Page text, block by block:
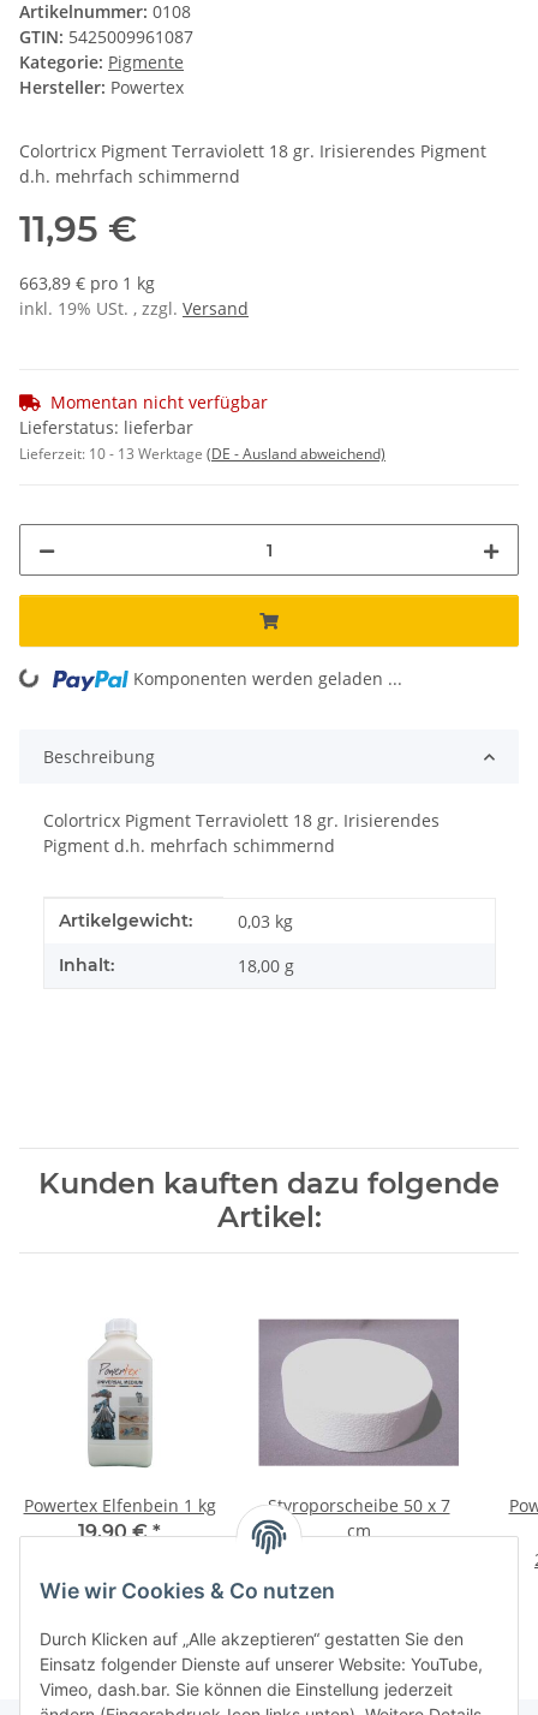
Wie wir Cookies & Co nutzen
Durch Klicken auf „Alle akzeptieren“ gestatten Sie den
Einsatz folgender Dienste auf unserer Website: YouTube,
Vimeo, dash.bar. Sie können die Einstellung jederzeit
Artikelnummer: 0108
GTIN: 5425009961087
Kategorie: Pigmente
Hersteller: Powertex
Colortricx Pigment Terraviolett 18 gr. Irisierendes Pigment
d.h. mehrfach schimmernd
11,95 €
663,89 € pro 1 kg
inkl. 19% USt. , zzgl. Versand
Momentan nicht verfügbar
Lieferstatus: lieferbar
Lieferzeit: 10 - 13 Werktage (DE - Ausland abweichend)
Loading... Komponenten werden geladen ...
Beschreibung
Colortricx Pigment Terraviolett 18 gr. Irisierendes
Pigment d.h. mehrfach schimmernd
Produkteigenschaft
Wert
Artikelgewicht: 0,03 kg
Inhalt: 18,00 g
Kunden kauften dazu folgende
Artikel:
Powertex Elfenbein 1 kg
19,90 €*
Styroporscheibe 50 x 7
cm